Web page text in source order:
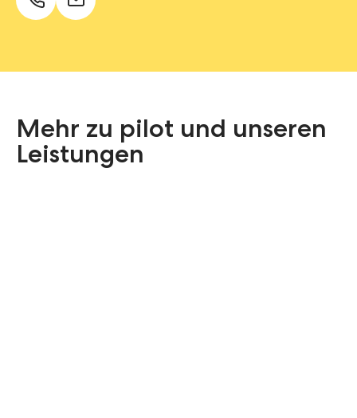
Mehr zu pilot und unseren
Leistungen